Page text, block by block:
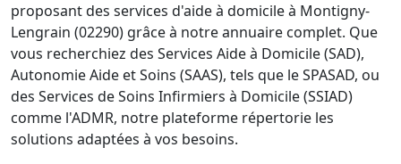
proposant des services d'aide à domicile à Montigny-
Lengrain (02290) grâce à notre annuaire complet. Que
vous recherchiez des Services Aide à Domicile (SAD),
Autonomie Aide et Soins (SAAS), tels que le SPASAD, ou
des Services de Soins Infirmiers à Domicile (SSIAD)
comme l'ADMR, notre plateforme répertorie les
solutions adaptées à vos besoins.